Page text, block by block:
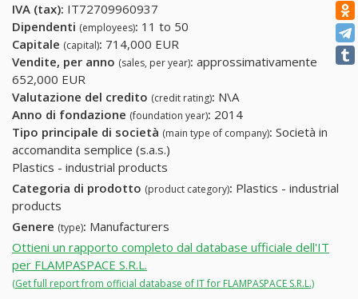
IVA (tax): IT72709960937
Dipendenti (employees): 11 to 50
Capitale (capital): 714,000 EUR
Vendite, per anno (sales, per year): approssimativamente
652,000 EUR
Valutazione del credito (credit rating): N\A
Anno di fondazione (foundation year): 2014
Tipo principale di società (main type of company): Società in
accomandita semplice (s.a.s.)
Plastics - industrial products
Categoria di prodotto (product category): Plastics - industrial
products
Genere (type): Manufacturers
Ottieni un rapporto completo dal database ufficiale dell'IT
per FLAMPASPACE S.R.L.
(Get full report from official database of IT for FLAMPASPACE S.R.L.)